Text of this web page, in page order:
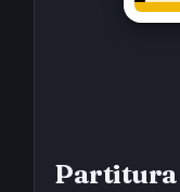
Partitura